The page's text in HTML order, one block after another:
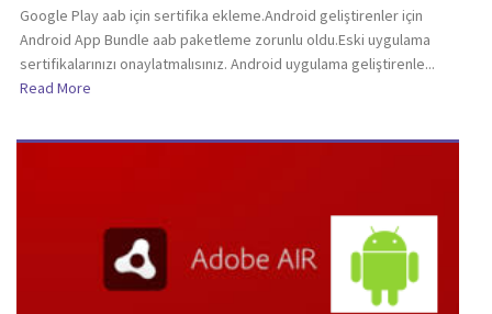
Google Play aab için sertifika ekleme.Android geliştirenler için
Android App Bundle aab paketleme zorunlu oldu.Eski uygulama
sertifikalarınızı onaylatmalısınız. Android uygulama geliştirenle...
Read More